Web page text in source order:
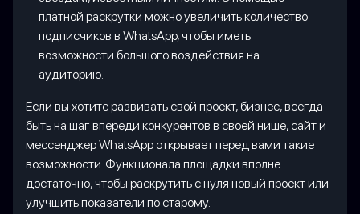
платной раскрутки можно увеличить количество
подписчиков в WhatsApp, чтобы иметь
возможности большого воздействия на
аудиторию.
Если вы хотите развивать свой проект, бизнес, всегда
быть на шаг впереди конкурентов в своей нише, сайт и
мессенджер WhatsApp открывает перед вами такие
возможности. Функционала площадки вполне
достаточно, чтобы раскрутить с нуля новый проект или
улучшить показатели по старому.